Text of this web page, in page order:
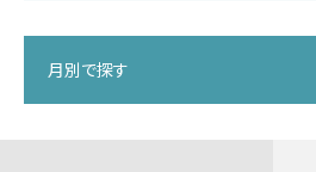
月別で探す